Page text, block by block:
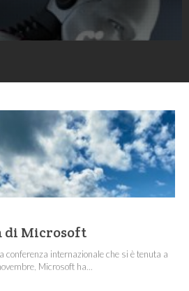
di Microsoft
conferenza internazionale che si è tenuta a
Microsoft ha...